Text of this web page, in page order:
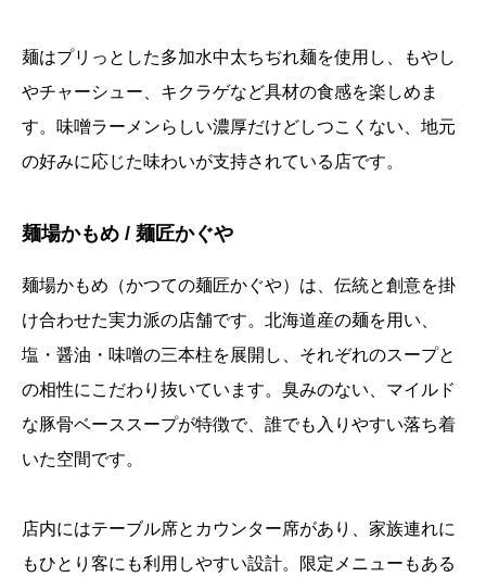
麺はプリっとした多加水中太ちぢれ麺を使用し、もやし
やチャーシュー、キクラゲなど具材の食感を楽しめま
す。味噌ラーメンらしい濃厚だけどしつこくない、地元
の好みに応じた味わいが支持されている店です。
麺場かもめ / 麺匠かぐや
麺場かもめ（かつての麺匠かぐや）は、伝統と創意を掛
け合わせた実力派の店舗です。北海道産の麺を用い、
塩・醤油・味噌の三本柱を展開し、それぞれのスープと
の相性にこだわり抜いています。臭みのない、マイルド
な豚骨ベーススープが特徴で、誰でも入りやすい落ち着
いた空間です。
店内にはテーブル席とカウンター席があり、家族連れに
もひとり客にも利用しやすい設計。限定メニューもある